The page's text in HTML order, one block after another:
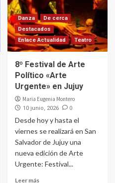
Danza
De cerca
Destacados
Enlace Actualidad
Teatro
8º Festival de Arte
Político «Arte
Urgente» en Jujuy
Maria Eugenia Montero
10 junio, 2026 0
Desde hoy y hasta el
viernes se realizará en San
Salvador de Jujuy una
nueva edición de Arte
Urgente: Festival...
Leer más